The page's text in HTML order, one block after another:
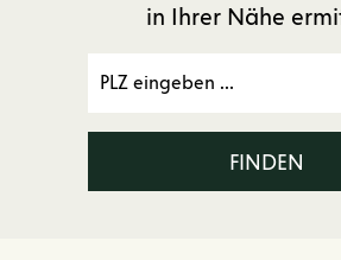
in Ihrer Nähe
FINDEN